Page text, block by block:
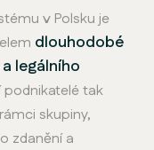
v Polsku je
dlouhodobé
legálního
podnikatelé tak
skupiny,
zdanění a